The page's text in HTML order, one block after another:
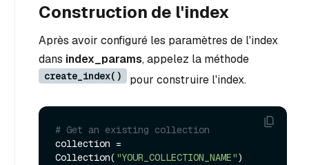
Construction de l'index
Après avoir configuré les paramètres de l'index
dans index_params, appelez la méthode
create_index() pour construire l'index.
# Get an existing collection
collection =
Collection( "YOUR_COLLECTION_NAME")